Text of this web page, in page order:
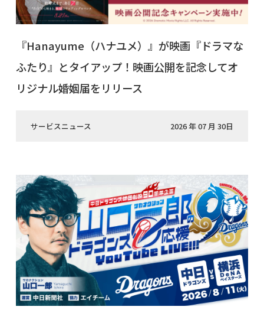
『Hanayume（ハナユメ）』が映画『ドラマな
ふたり』とタイアップ！映画公開を記念してオ
リジナル婚姻届をリリース
サービスニュース 2026 年 07 月 30日